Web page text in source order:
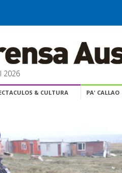
2026
& CULTURA PA' CALLAO